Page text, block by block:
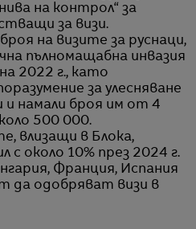
на контрол“ за
за визи.
на визите за руснаци,
пълномащабна инвазия
2022 г., като
за улесняване
и намали броя им от 4
500 000.
влизащи в Блока,
с около 10% през 2024 г.
Франция, Испания
да одобряват визи в